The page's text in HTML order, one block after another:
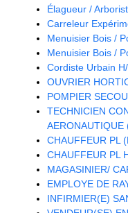
Élagueur /
Carreleur
Menuisier Bois /
Menuisier Bois /
Cordiste Urbain
OUVRIER
POMPIER
TECHNICIEN
AERONAUTIQUE
CHAUFFEUR PL
CHAUFFEUR PL
MAGASINIER/
EMPLOYE DE
INFIRMIER(E)